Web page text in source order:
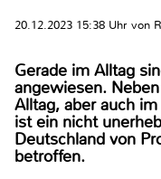
20.12.2023 15:38 Uhr von
Gerade im Alltag
angewiesen.
Alltag, aber auch
ist ein nicht
Deutschland von
betroffen.